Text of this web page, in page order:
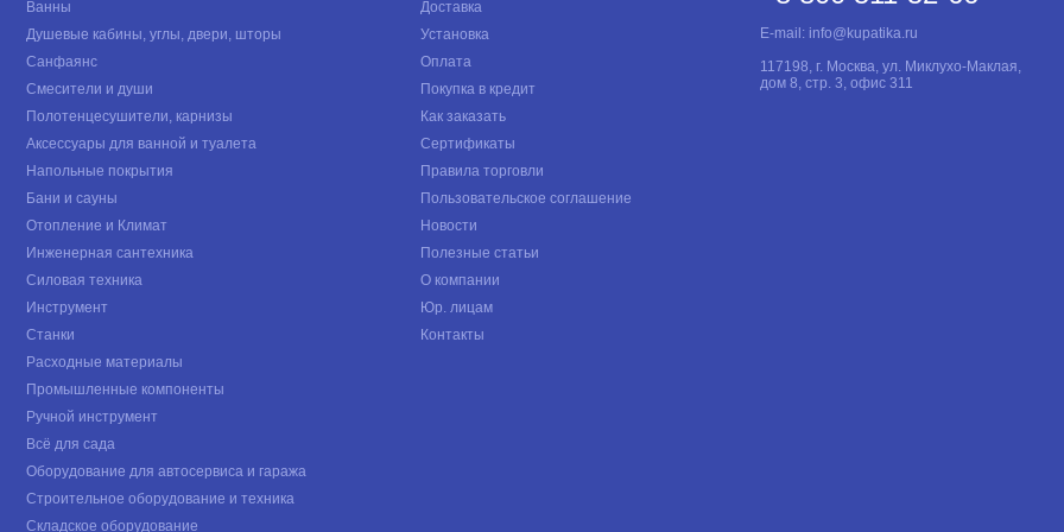
Ванны
Душевые кабины, углы, двери, шторы
Санфаянс
Смесители и души
Полотенцесушители, карнизы
Аксессуары для ванной и туалета
Напольные покрытия
Бани и сауны
Отопление и Климат
Инженерная сантехника
Силовая техника
Инструмент
Станки
Расходные материалы
Промышленные компоненты
Ручной инструмент
Всё для сада
Оборудование для автосервиса и гаража
Строительное оборудование и техника
Складское оборудование
Доставка
Установка
Оплата
Покупка в кредит
Как заказать
Сертификаты
Правила торговли
Пользовательское соглашение
Новости
Полезные статьи
О компании
Юр. лицам
Контакты
E-mail: info@kupatika.ru
117198, г. Москва, ул. Миклухо-Маклая,
дом 8, стр. 3, офис 311